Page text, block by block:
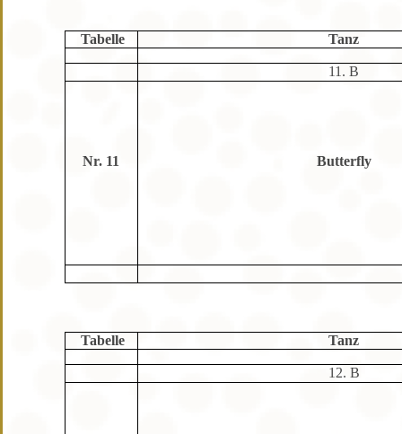
Tabelle Tanz
11. B
Nr. 11 Butterfly
Tabelle Tanz
12. B